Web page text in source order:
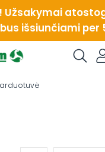
Užsakymai
išsiunčiami per